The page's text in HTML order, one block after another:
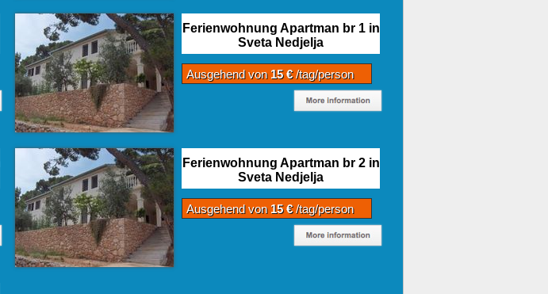
Ferienwohnung Apartman br 1 in
Sveta Nedjelja
Ausgehend von 15 €/tag/person
Ferienwohnung Apartman br 2 in
Sveta Nedjelja
Ausgehend von 15 €/tag/person